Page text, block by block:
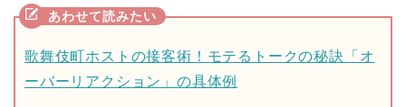
歌舞伎町ホストの接客術！モテるトークの秘訣「オ
ーバーリアクション」の具体例